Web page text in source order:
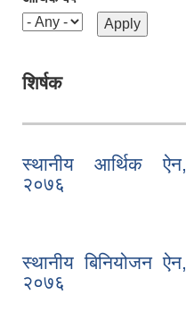
शिर्षक
स्थानीय आर्थिक ऐन,
२०७६
स्थानीय बिनियोजन ऐन,
२०७६